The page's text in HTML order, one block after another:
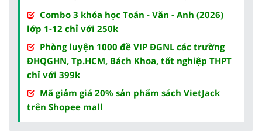
Combo 3 khóa học Toán - Văn - Anh (2026)
lớp 1-12 chỉ với 250k
Phòng luyện 1000 đề VIP ĐGNL các trường
ĐHQGHN, Tp.HCM, Bách Khoa, tốt nghiệp THPT
chỉ với 399k
Mã giảm giá 20% sản phẩm sách VietJack
trên Shopee mall